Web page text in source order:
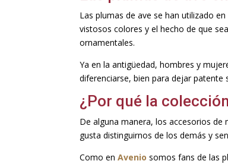
Las plumas de ave se han utilizado
vistosos colores y el hecho de que
ornamentales.
Ya en la antigüedad, hombres y
diferenciarse, bien para dejar
¿Por qué la
De alguna manera, los accesorios
gusta distinguirnos de los demás y
Como enAvenio somos fans de las